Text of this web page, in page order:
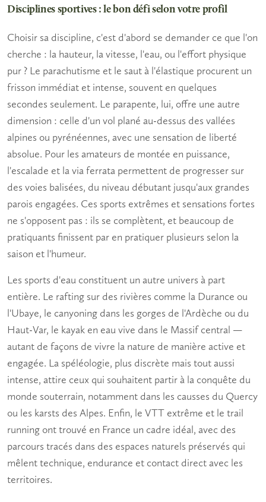
Disciplines sportives : le bon défi selon votre profil
Choisir sa discipline, c'est d'abord se demander ce que l'on
cherche : la hauteur, la vitesse, l'eau, ou l'effort physique
pur ? Le parachutisme et le saut à l'élastique procurent un
frisson immédiat et intense, souvent en quelques
secondes seulement. Le parapente, lui, offre une autre
dimension : celle d'un vol plané au-dessus des vallées
alpines ou pyrénéennes, avec une sensation de liberté
absolue. Pour les amateurs de montée en puissance,
l'escalade et la via ferrata permettent de progresser sur
des voies balisées, du niveau débutant jusqu'aux grandes
parois engagées. Ces sports extrêmes et sensations fortes
ne s'opposent pas : ils se complètent, et beaucoup de
pratiquants finissent par en pratiquer plusieurs selon la
saison et l'humeur.
Les sports d'eau constituent un autre univers à part
entière. Le rafting sur des rivières comme la Durance ou
l'Ubaye, le canyoning dans les gorges de l'Ardèche ou du
Haut-Var, le kayak en eau vive dans le Massif central —
autant de façons de vivre la nature de manière active et
engagée. La spéléologie, plus discrète mais tout aussi
intense, attire ceux qui souhaitent partir à la conquête du
monde souterrain, notamment dans les causses du Quercy
ou les karsts des Alpes. Enfin, le VTT extrême et le trail
running ont trouvé en France un cadre idéal, avec des
parcours tracés dans des espaces naturels préservés qui
mêlent technique, endurance et contact direct avec les
territoires.